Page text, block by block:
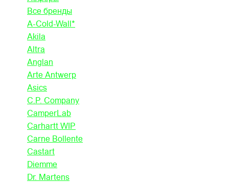
Все бренды
A-Cold-Wall*
Akila
Altra
Anglan
Arte Antwerp
Asics
C.P. Company
CamperLab
Carhartt WIP
Carne Bollente
Castart
Diemme
Dr. Martens